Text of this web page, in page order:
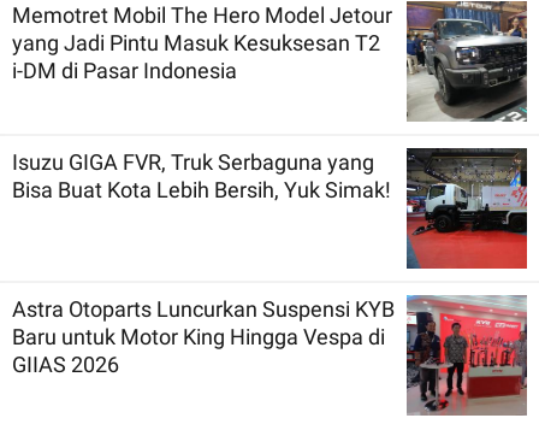
Memotret Mobil The Hero Model Jetour
yang Jadi Pintu Masuk Kesuksesan T2
i-DM di Pasar Indonesia
Isuzu GIGA FVR, Truk Serbaguna yang
Bisa Buat Kota Lebih Bersih, Yuk Simak!
Astra Otoparts Luncurkan Suspensi KYB
Baru untuk Motor King Hingga Vespa di
GIIAS 2026